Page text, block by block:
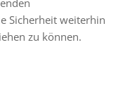
Sicherheit weiterhin
zu können.